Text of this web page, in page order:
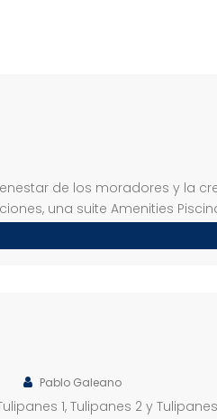
de los moradores y la
una suite Amenities
Pablo Galeano
1, Tulipanes 2 y